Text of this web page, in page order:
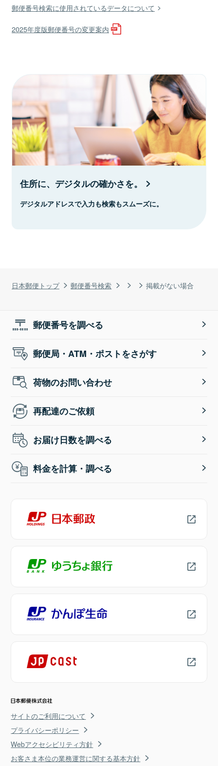
日本郵便トップ 郵便番号検索 掲載がない場合
郵便番号検索に使用されているデータについて
2025年度版郵便番号の変更案内
住所に、デジタルの確かさを。
デジタルアドレスで入力も検索もスムーズに。
郵便番号を調べる
郵便局・ATM・ポストをさがす
荷物のお問い合わせ
再配達のご依頼
お届け日数を調べる
料金を計算・調べる
サイトのご利用について
プライバシーポリシー
Webアクセシビリティ方針
お客さま本位の業務運営に関する基本方針